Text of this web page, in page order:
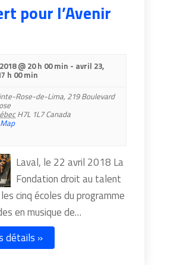
pour l’Avenir
@ 20 h 00 min - avril 23,
h 00 min
Rose-de-Lima, 219 Boulevard
H7L 1L7 Canada
Laval, le 22 avril 2018 La
Fondation droit au talent
cinq écoles du programme
en musique de…
détails »